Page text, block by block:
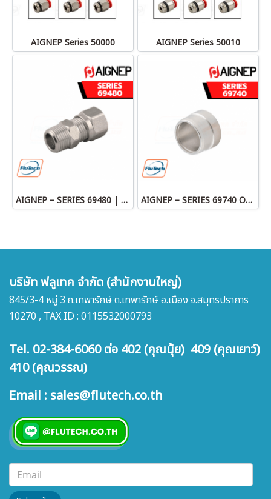
AIGNEP Series 50000 AIGNEP Series 50010
AIGNEP – SERIES 69480 | STRAIGHT MALE ADAPTOR AIGNEP – SERIES 69740 OLIVE
บริษัท ฟลูเทค จำกัด (สำนักงานใหญ่)
845/3-4 หมู่ 3 ถ.เทพารักษ์ ต.เทพารักษ์ อ.เมือง จ.สมุทรปราการ
10270 , TAX ID : 0115532000793
Tel. 02-384-6060 ต่อ 402 (คุณนุ้ย) 409 (คุณเยาว์)
410 (คุณวรรณ)
Email : sales@flutech.co.th